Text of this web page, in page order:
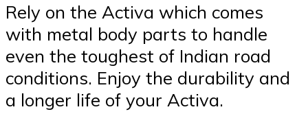
Rely on the Activa which comes
with metal body parts to handle
even the toughest of Indian road
conditions. Enjoy the durability and
a longer life of your Activa.